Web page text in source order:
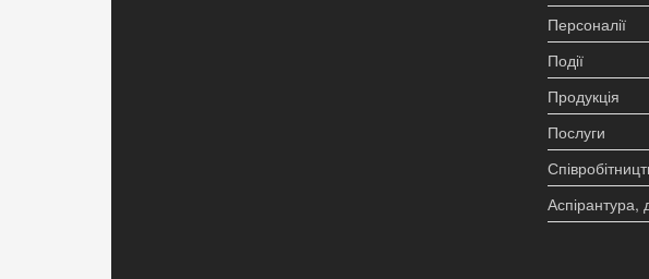
Персоналії
Події
Продукція
Послуги
Аспірантура,